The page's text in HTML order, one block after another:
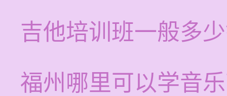
吉他培训班一般多
福州哪里可以学音